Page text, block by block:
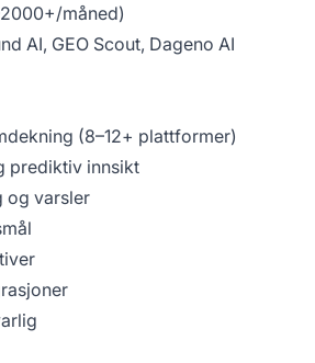
måned)
AI, GEO Scout, Dageno AI
(8–12+ plattformer)
prediktiv innsikt
og varsler